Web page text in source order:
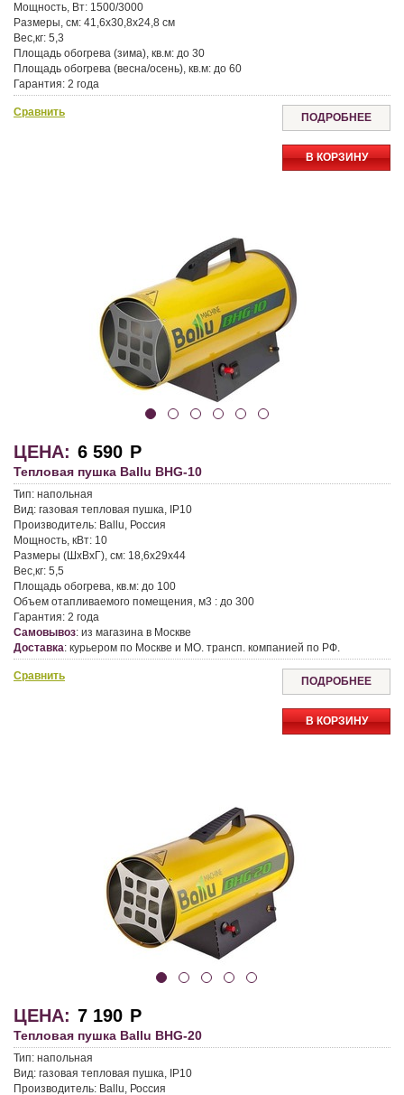
Мощность, Вт: 1500/3000
Размеры, см: 41,6x30,8x24,8 см
Вес,кг: 5,3
Площадь обогрева (зима), кв.м: до 30
Площадь обогрева (весна/осень), кв.м: до 60
Гарантия: 2 года
Сравнить ПОДРОБНЕЕ
В КОРЗИНУ
ЦЕНА: 6 590 Р
Тепловая пушка Ballu BHG-10
Тип: напольная
Вид: газовая тепловая пушка, IP10
Производитель: Ballu, Россия
Мощность, кВт: 10
Размеры (ШхВхГ), см: 18,6х29х44
Вес,кг: 5,5
Площадь обогрева, кв.м: до 100
Объем отапливаемого помещения, м3 : до 300
Гарантия: 2 года
Самовывоз: из магазина в Москве
Доставка: курьером по Москве и МО. трансп. компанией по РФ.
Сравнить ПОДРОБНЕЕ
В КОРЗИНУ
ЦЕНА: 7 190 Р
Тепловая пушка Ballu BHG-20
Тип: напольная
Вид: газовая тепловая пушка, IP10
Производитель: Ballu, Россия